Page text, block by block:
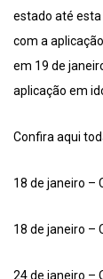
estado até
com a
em 19 de
aplicação em
Confira aqui
18 de janeiro –
18 de janeiro –
24 de janeiro –